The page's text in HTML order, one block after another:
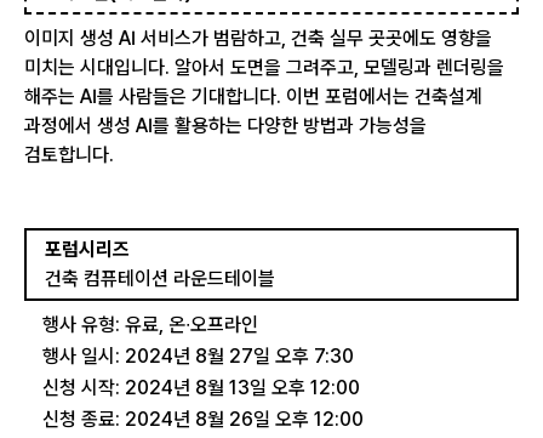
이미지 생성 AI 서비스가 범람하고, 건축 실무 곳곳에도 영향을
미치는 시대입니다. 알아서 도면을 그려주고, 모델링과 렌더링을
해주는 AI를 사람들은 기대합니다. 이번 포럼에서는 건축설계
과정에서 생성 AI를 활용하는 다양한 방법과 가능성을
검토합니다.
포럼시리즈
건축 컴퓨테이션 라운드테이블
행사 유형: 유료, 온∙오프라인
행사 일시: 2024년 8월 27일 오후 7:30
신청 시작: 2024년 8월 13일 오후 12:00
신청 종료: 2024년 8월 26일 오후 12:00